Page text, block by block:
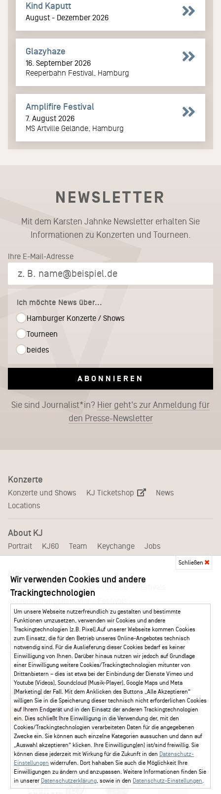
Kind Kaputt
August - Dezember 2026
Glazyhaze
16. September 2026
Reeperbahn Festival, Hamburg
Amplifire Festival
7. August 2026
MS Artville Gelände, Hamburg
NEWSLETTER
Mit dem Karsten Jahnke Newsletter erhalten Sie
Informationen zu Konzerten und Tourneen.
Ihre E-Mail-Adresse
Ich möchte News über...
Hamburger Konzerte / Shows
Tourneen
beides
ABONNIEREN
Sie sind Journalist*in? Hier geht's zur Anmeldung für
den Presse-Newsletter
Konzerte
Konzerte und Shows KJ Ticketshop
News
Locations
About KJ
Portrait KJ60 Team Keychange Jobs
Service
Kontakt Leichte Sprache
FAQ / Hilfe
Ticketshop Hamburg
Gutscheine
Callback-Service
Ticketservice 040 - 413 22 60
Social Media
Instagram Facebook
Schließen
Wir verwenden Cookies und andere
Trackingtechnologien
Um unsere Webseite nutzerfreundlich zu gestalten und bestimmte
Funktionen umzusetzen, verwenden wir Cookies und andere
Trackingtechnologien (z.B. Pixel).Auf unserer Webseite kommen Cookies
zum Einsatz, die für den Betrieb unseres Online-Angebotes technisch
notwendig sind. Für die Auslieferung dieser Cookies bedarf es keiner
Einwilligung von Ihnen. Darüber hinaus nutzen wir jedoch auf Grundlage
einer Einwilligung weitere Cookies/Trackingtechnologien mitunter von
Drittanbietern – dies ist etwa bei der Einbindung der Dienste Vimeo und
Youtube (Videos), Soundcloud (Musik-Player), Google Maps und Meta
(Marketing) der Fall. Mit dem Anklicken des Buttons „Alle Akzeptieren“
willigen Sie in die Speicherung dieser technisch nicht erforderlichen Cookies
auf Ihrem Endgerät und in den Einsatz der anderen Trackingtechnologien
ein. Dies schließt Ihre Einwilligung in die Verwendung der, mit den
Cookies/Trackingtechnologien verarbeiteten Daten für die angegebenen
Zwecke ein. Sie können auch einzelne Kategorien aussuchen und dann auf
„Auswahl akzeptieren“ klicken. Ihre Einwilligung(en) ist/sind freiwillig. Sie
können diese jederzeit mit Wirkung für die Zukunft in den Datenschutz-
Einstellungen widerrufen. Dort hahaben Sie auch die Möglichkeit Ihre
Einwilligungen zu ändern und anzupassen. Weitere Informationen finden Sie
in unserer Datenschutzerklärung, sowie in den Datenschutz-Einstellungen.